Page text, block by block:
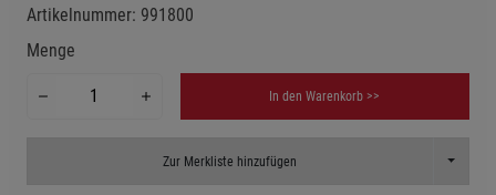
Artikelnummer: 991800
Menge
In den Warenkorb >>
Zur Merkliste hinzufügen Toggle